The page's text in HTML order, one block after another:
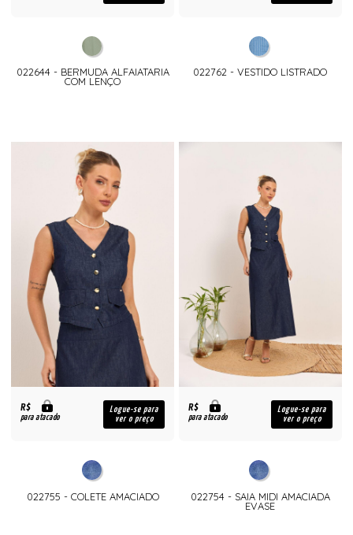
022644 - BERMUDA ALFAIATARIA
COM LENÇO
022762 - VESTIDO LISTRADO
R$
para atacado
Logue-se para
ver o preço
022755 - COLETE AMACIADO
R$
para atacado
Logue-se para
ver o preço
022754 - SAIA MIDI AMACIADA
EVASE